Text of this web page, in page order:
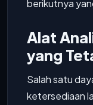
berikutnya
Alat
yang
Salah satu
ketersediaan